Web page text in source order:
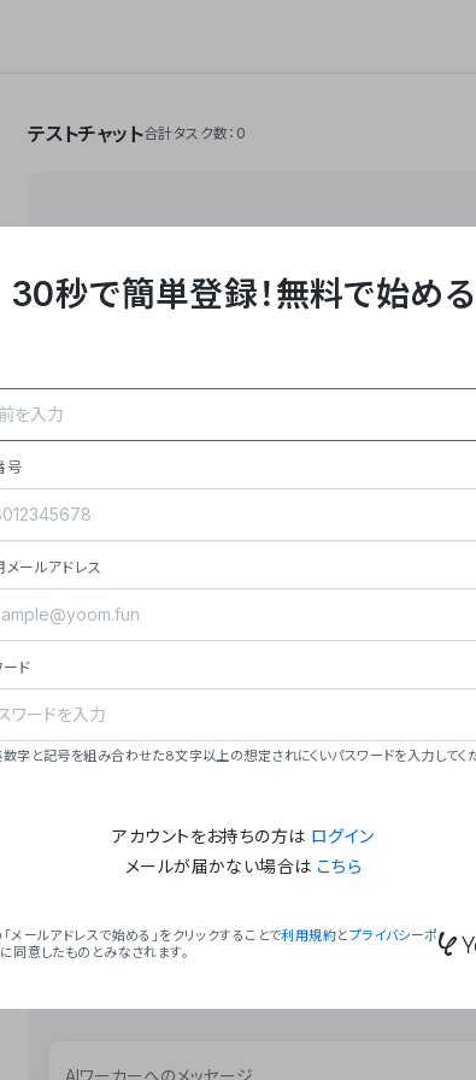
テストチャット合計タスク数：0
**Yoom株式会社は、ビジネスオートメーション
API・RPA・OCRなどの技術をノーコードで組
作業やデスクワークを自動化するサービスを提
- **主力プロダクト「Yoom」**: SaaS連携デー
メール対応、請求書処理、日報作成などの業
- **実績**: 国内利用社数20,000社超、直近
- **強み**: すべての自動化技術を1プラットフ
- **ミッション**: 「We Make Time」 – テクノ
- **ビジョン**: 「Global Business
### 会社概要
30秒で簡単登録！無料で始める
号
メールアドレス
ード
字と記号を組み合わせた8文字以上の想定されにくいパスワードを入力してくだ
アカウントをお持ちの方は ログイン
メールが届かない場合は こちら
「メールアドレスで始める」をクリックすることで利用規約とプライバシーポ
に同意したものとみなされます。